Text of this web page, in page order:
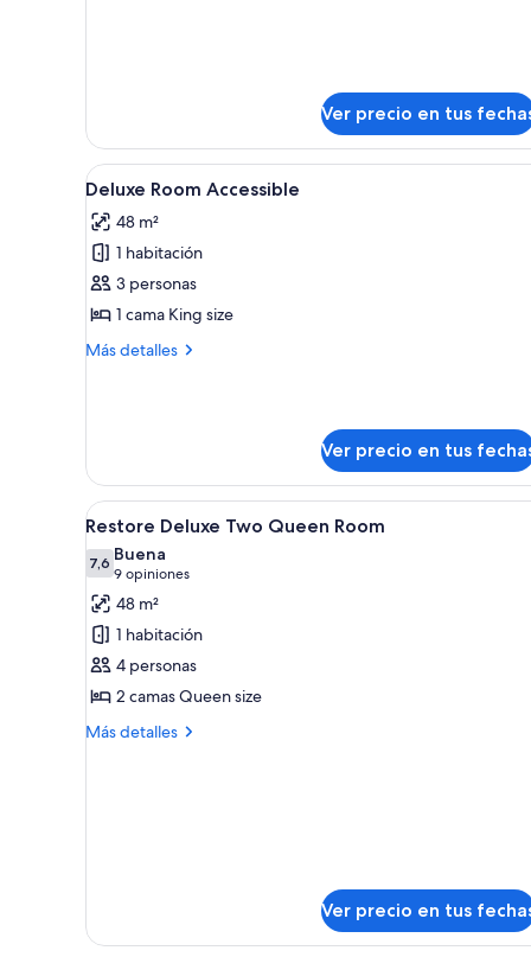
Ver precio en tus
Ver
todas
las
fotos
de
Deluxe
Room
Una habitación de hotel con
4
Deluxe Room Accessible
48 m²
1 habitación
3 personas
1 cama King size
Más detalles
Más
Ver precio en tus
Ver
todas
las
fotos
de
Restore
Deluxe
Two
Queen
Habitación de hotel con dos
7
Restore Deluxe Two Queen Room
7,67,6 de 10
Buena
9 opiniones
(9
opiniones)
48 m²
1 habitación
4 personas
2 camas Queen size
Más detalles
Más
Ver precio en tus